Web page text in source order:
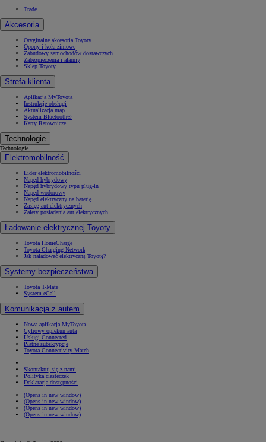
Trade
Akcesoria
Oryginalne akcesoria Toyoty
Opony i koła zimowe
Zabudowy samochodów dostawczych
Zabezpieczenia i alarmy
Sklep Toyoty
Strefa klienta
Aplikacja MyToyota
Instrukcje obsługi
Aktualizacja map
System Bluetooth®
Karty Ratownicze
Technologie
Technologie
Elektromobilność
Lider elektromobilności
Napęd hybrydowy
Napęd hybrydowy typu plug-in
Napęd wodorowy
Napęd elektryczny na baterię
Zasięg aut elektrycznych
Zalety posiadania aut elektrycznych
Ładowanie elektrycznej Toyoty
Toyota HomeCharge
Toyota Charging Network
Jak naładować elektryczną Toyotę?
Systemy bezpieczeństwa
Toyota T-Mate
System eCall
Komunikacja z autem
Nowa aplikacja MyToyota
Cyfrowy opiekun auta
Usługi Connected
Płatne subskrypcje
Toyota Connectivity Match
Skontaktuj się z nami
Polityka ciasteczek
Deklaracja dostępności
(Opens in new window)
(Opens in new window)
(Opens in new window)
(Opens in new window)